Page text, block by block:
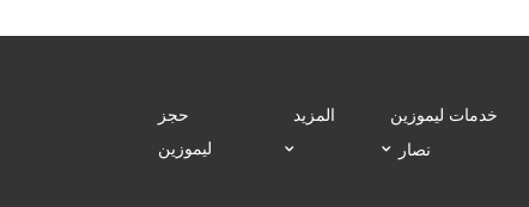
خدمات ليموزين
نصار
المزيد
حجز
ليموزين